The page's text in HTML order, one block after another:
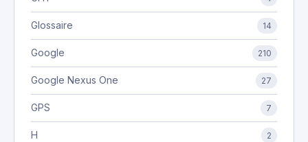
Glossaire 14
Google 210
Google Nexus One 27
GPS 7
H 2